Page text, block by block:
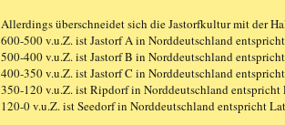
Allerdings überschneidet sich die Jastorfkultur mit der
600-500 v.u.Z. ist Jastorf A in Norddeutschland
500-400 v.u.Z. ist Jastorf B in Norddeutschland
400-350 v.u.Z. ist Jastorf C in Norddeutschland
350-120 v.u.Z. ist Ripdorf in Norddeutschland entspricht
120-0 v.u.Z. ist Seedorf in Norddeutschland entspricht